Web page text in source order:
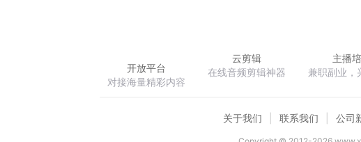
开放平台
对接海量精彩内容
云剪辑
在线音频剪辑神器
主播
兼职副业，
关于我们 联系我们 公司